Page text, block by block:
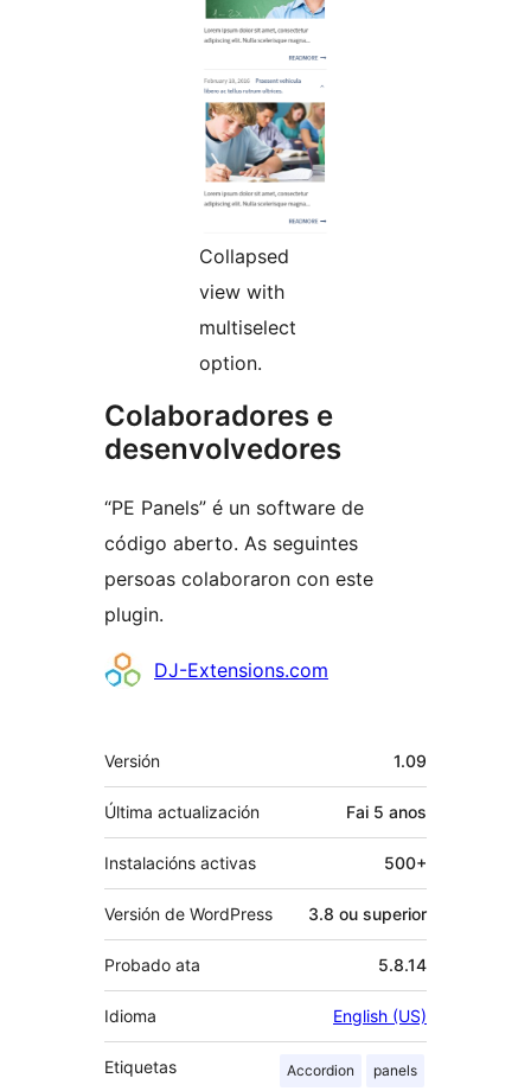
Collapsed
view with
multiselect
option.
Colaboradores e
desenvolvedores
“PE Panels” é un software de
código aberto. As seguintes
persoas colaboraron con este
plugin.
Colaboradores
DJ-Extensions.com
Meta
Versión 1.09
Última actualización Fai 5 anos
Instalacións activas 500+
Versión de WordPress 3.8 ou superior
Probado ata 5.8.14
Idioma English (US)
Etiquetas Accordion panels